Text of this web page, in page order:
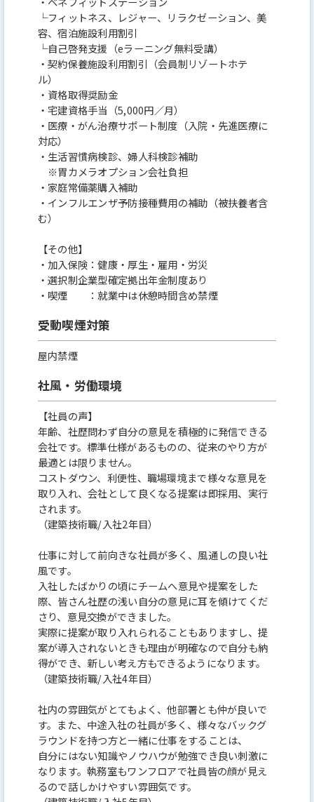
└フィットネス、レジャー、リラクゼーション、美
容、宿泊施設利用割引
└自己啓発支援（eラーニング無料受講）
・契約保養施設利用割引（会員制リゾートホテ
ル）
・資格取得奨励金
・宅建資格手当（5,000円／月）
・医療・がん治療サポート制度（入院・先進医療に
対応）
・生活習慣病検診、婦人科検診補助
※胃カメラオプション会社負担
・家庭常備薬購入補助
・インフルエンザ予防接種費用の補助（被扶養者含
む）
【その他】
・加入保険：健康・厚生・雇用・労災
・選択制企業型確定拠出年金制度あり
・喫煙 ：就業中は休憩時間含め禁煙
受動喫煙対策
屋内禁煙
社風・労働環境
【社員の声】
年齢、社歴問わず自分の意見を積極的に発信できる
会社です。標準仕様があるものの、従来のやり方が
最適とは限りません。
コストダウン、利便性、職場環境まで様々な意見を
取り入れ、会社として良くなる提案は即採用、実行
されます。
（建築技術職/入社2年目）
仕事に対して前向きな社員が多く、風通しの良い社
風です。
入社したばかりの頃にチームへ意見や提案をした
際、皆さん社歴の浅い自分の意見に耳を傾けてくだ
さり、意見交換ができました。
実際に提案が取り入れられることもありますし、提
案が導入されないときも理由が明確なので自分も納
得ができ、新しい考え方もできるようになります。
（建築技術職/入社4年目）
社内の雰囲気がとてもよく、他部署とも仲が良いで
す。また、中途入社の社員が多く、様々なバックグ
ラウンドを持つ方と一緒に仕事をすることは、
自分にはない知識やノウハウが勉強でき良い刺激に
なります。執務室もワンフロアで社員皆の顔が見え
るので話しかけやすい雰囲気です。